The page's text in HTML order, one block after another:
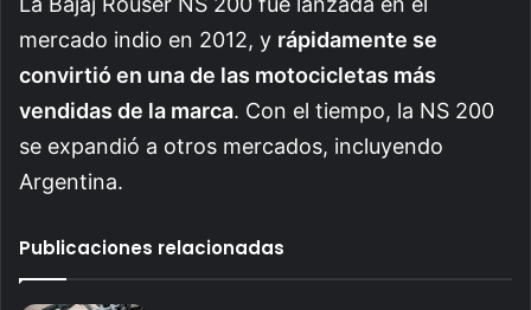
mercado indio en 2012, y rápidamente se
convirtió en una de las motocicletas más
vendidas de la marca. Con el tiempo, la NS 200
se expandió a otros mercados, incluyendo
Argentina.
Publicaciones relacionadas